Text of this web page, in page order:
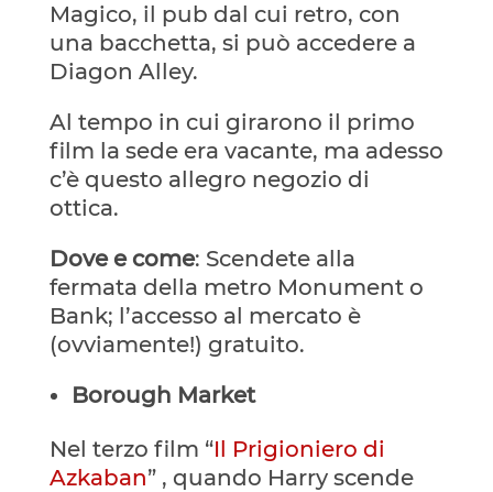
Magico, il pub dal cui retro, con
una bacchetta, si può accedere a
Diagon Alley.
Al tempo in cui girarono il primo
film la sede era vacante, ma adesso
c’è questo allegro negozio di
ottica.
Dove e come: Scendete alla
fermata della metro Monument o
Bank; l’accesso al mercato è
(ovviamente!) gratuito.
Borough Market
Nel terzo film “Il Prigioniero di
Azkaban” , quando Harry scende